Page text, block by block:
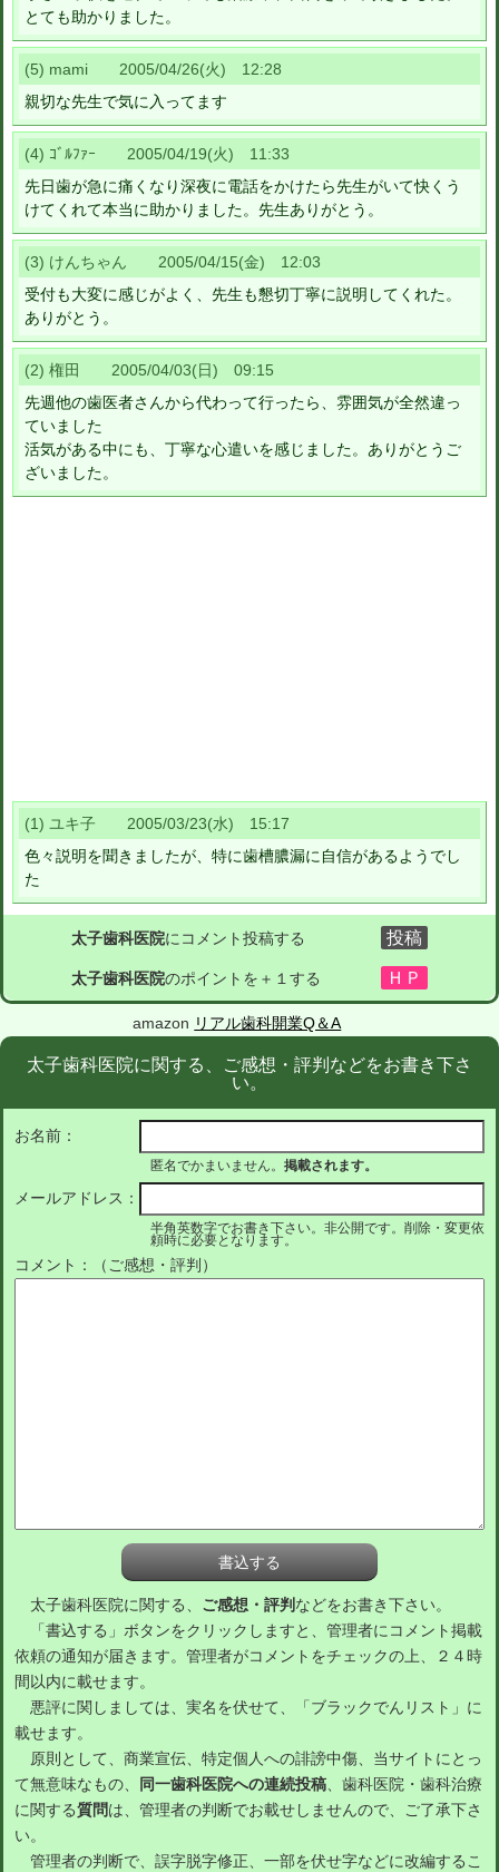
とても助かりました。
(5) mami 2005/04/26(火) 12:28
親切な先生で気に入ってます
(4) ｺﾞﾙﾌｧｰ 2005/04/19(火) 11:33
先日歯が急に痛くなり深夜に電話をかけたら先生がいて快くう
けてくれて本当に助かりました。先生ありがとう。
(3) けんちゃん 2005/04/15(金) 12:03
受付も大変に感じがよく、先生も懇切丁寧に説明してくれた。
ありがとう。
(2) 権田 2005/04/03(日) 09:15
先週他の歯医者さんから代わって行ったら、雰囲気が全然違っ
ていました
活気がある中にも、丁寧な心遣いを感じました。ありがとうご
ざいました。
(1) ユキ子 2005/03/23(水) 15:17
色々説明を聞きましたが、特に歯槽膿漏に自信があるようでし
た
太子歯科医院にコメント投稿する
太子歯科医院のポイントを＋１する
amazon リアル歯科開業Q＆A
太子歯科医院に関する、ご感想・評判などをお書き下さ
い。
お名前：
匿名でかまいません。 掲載されます。
メールアドレス：
半角英数字でお書き下さい。非公開です。削除・変更依
頼時に必要となります。
コメント：（ご感想・評判）
太子歯科医院に関する、 ご感想・評判 などをお書き下さい。
「書込する」ボタンをクリックしますと、管理者にコメント掲載
依頼の通知が届きます。管理者がコメントをチェックの上、２４時
間以内に載せます。
悪評に関しましては、実名を伏せて、「ブラックでんリスト」に
載せます。
原則として、商業宣伝、特定個人への誹謗中傷、当サイトにとっ
て無意味なもの、
同一歯科医院への連続投稿、歯科医院・歯科治療
に関する質問は、管理者の判断でお載せしませんので、ご了承下さ
い。
管理者の判断で、誤字脱字修正、一部を伏せ字などに改編するこ